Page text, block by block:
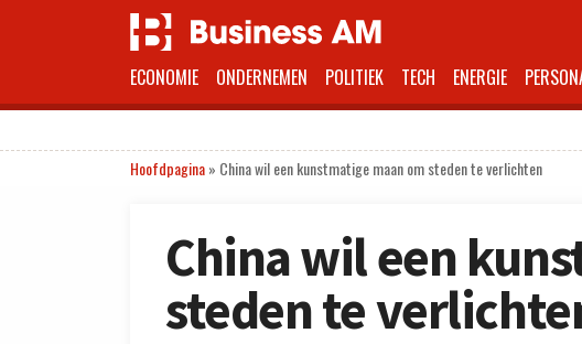
ECONOMIE ONDERNEMEN POLITIEK TECH ENERGIE
Hoofdpagina» China wil een kunstmatige maan om steden te verlichten
China wil een
steden te